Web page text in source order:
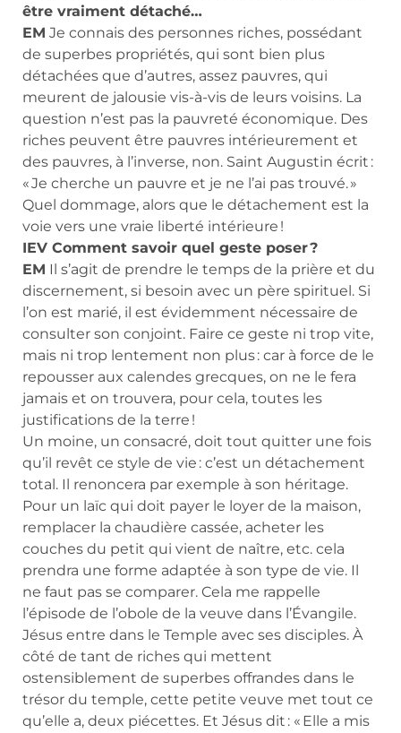
être vraiment détaché…
EM Je connais des personnes riches, possédant
de superbes propriétés, qui sont bien plus
détachées que d’autres, assez pauvres, qui
meurent de jalousie vis-à-vis de leurs voisins. La
question n’est pas la pauvreté économique. Des
riches peuvent être pauvres intérieurement et
des pauvres, à l’inverse, non. Saint Augustin écrit :
« Je cherche un pauvre et je ne l’ai pas trouvé. »
Quel dommage, alors que le détachement est la
voie vers une vraie liberté intérieure !
IEV Comment savoir quel geste poser ?
EM Il s’agit de prendre le temps de la prière et du
discernement, si besoin avec un père spirituel. Si
l’on est marié, il est évidemment nécessaire de
consulter son conjoint. Faire ce geste ni trop vite,
mais ni trop lentement non plus : car à force de le
repousser aux calendes grecques, on ne le fera
jamais et on trouvera, pour cela, toutes les
justifications de la terre !
Un moine, un consacré, doit tout quitter une fois
qu’il revêt ce style de vie : c’est un détachement
total. Il renoncera par exemple à son héritage.
Pour un laïc qui doit payer le loyer de la maison,
remplacer la chaudière cassée, acheter les
couches du petit qui vient de naître, etc. cela
prendra une forme adaptée à son type de vie. Il
ne faut pas se comparer. Cela me rappelle
l’épisode de l’obole de la veuve dans l’Évangile.
Jésus entre dans le Temple avec ses disciples. À
côté de tant de riches qui mettent
ostensiblement de superbes offrandes dans le
trésor du temple, cette petite veuve met tout ce
qu’elle a, deux piécettes. Et Jésus dit : « Elle a mis